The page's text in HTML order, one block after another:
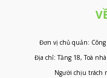
Đơn vị chủ quản:
Địa chỉ: Tầng 18, Toà
Người chịu trách